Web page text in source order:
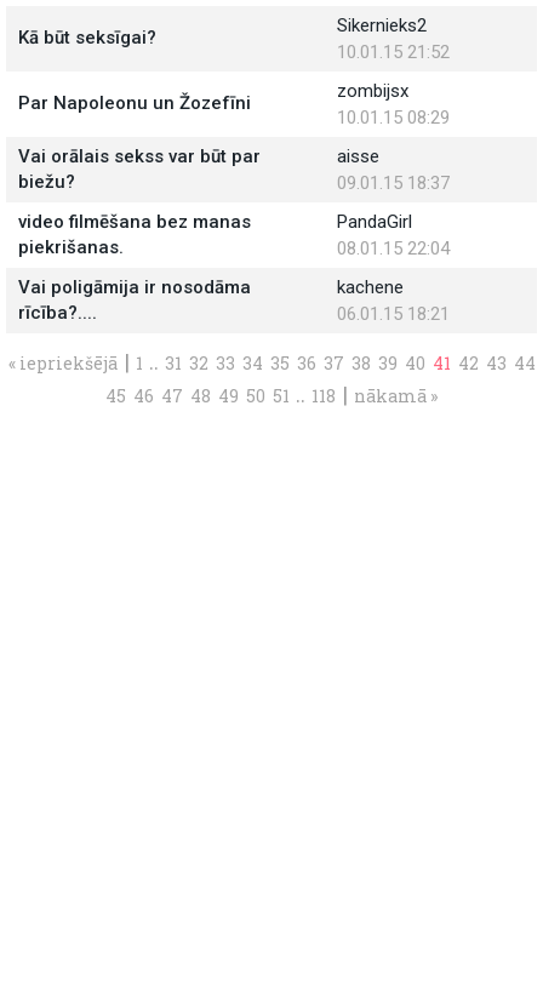
Kā būt seksīgai?
Sikernieks2
10.01.15 21:52
Par Napoleonu un Žozefīni
zombijsx
10.01.15 08:29
Vai orālais sekss var būt par
biežu?
aisse
09.01.15 18:37
video filmēšana bez manas
piekrišanas.
PandaGirl
08.01.15 22:04
Vai poligāmija ir nosodāma
rīcība?....
kachene
06.01.15 18:21
« iepriekšējā | 1 .. 31 32 33 34 35 36 37 38 39 40 41 42 43 44
45 46 47 48 49 50 51 .. 118 | nākamā »